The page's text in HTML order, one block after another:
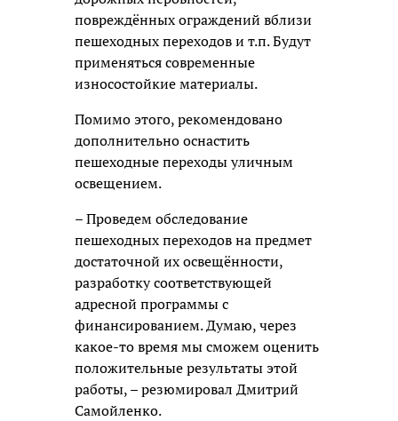
повреждённых ограждений вблизи
пешеходных переходов и т.п. Будут
применяться современные
износостойкие материалы.
Помимо этого, рекомендовано
дополнительно оснастить
пешеходные переходы уличным
освещением.
– Проведем обследование
пешеходных переходов на предмет
достаточной их освещённости,
разработку соответствующей
адресной программы с
финансированием. Думаю, через
какое-то время мы сможем оценить
положительные результаты этой
работы, – резюмировал Дмитрий
Самойленко.